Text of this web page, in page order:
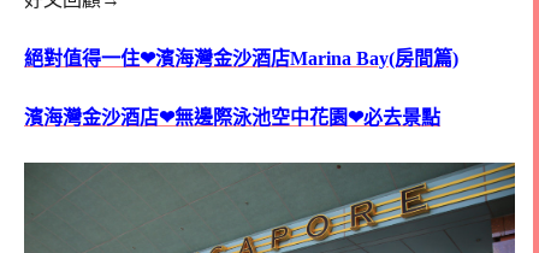
絕對值得一住❤濱海灣金沙酒店Marina Bay(房間篇)
濱海灣金沙酒店❤無邊際泳池空中花園❤必去景點